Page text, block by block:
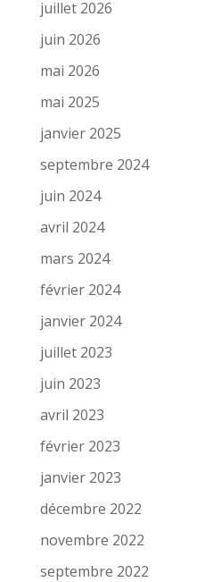
juillet 2026
juin 2026
mai 2026
mai 2025
janvier 2025
septembre 2024
juin 2024
avril 2024
mars 2024
février 2024
janvier 2024
juillet 2023
juin 2023
avril 2023
février 2023
janvier 2023
décembre 2022
novembre 2022
septembre 2022